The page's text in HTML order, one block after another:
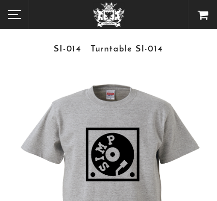
SI-014 Turntable SI-014